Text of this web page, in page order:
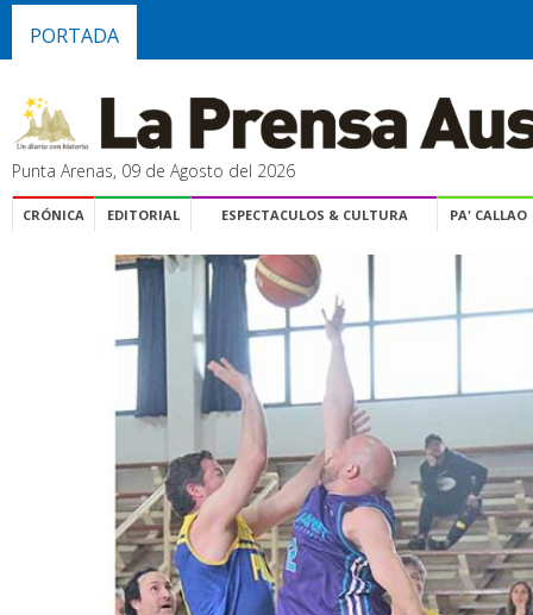
PORTADA
Punta Arenas, 09 de Agosto del 2026
CRÓNICA EDITORIAL ESPECTACULOS & CULTURA PA' CALLAO